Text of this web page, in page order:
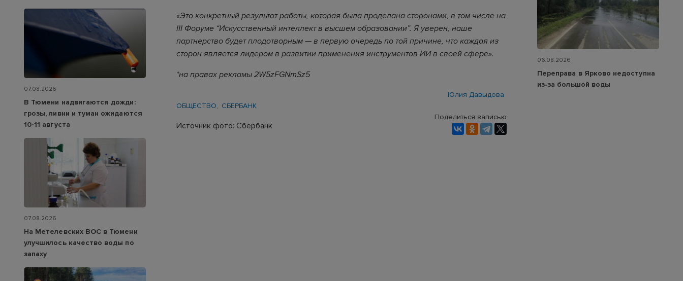
«Это конкретный результат работы, которая была проделана сторонами, в том числе на
III Форуме “Искусственный интеллект в высшем образовании”. Я уверен, наше
партнерство будет плодотворным — в первую очередь по той причине, что каждая из
сторон является лидером в развитии применения инструментов ИИ в своей сфере».
*на правах рекламы 2W5zFGNmSz5
Юлия Давыдова
ОБЩЕСТВО
СБЕРБАНК
Источник фото: Сбербанк
Поделиться записью
07.08.2026
В Тюмени надвигаются дожди:
грозы, ливни и туман ожидаются
10-11 августа
07.08.2026
На Метелевских ВОС в Тюмени
улучшилось качество воды по
запаху
06.08.2026
Переправа в Ярково недоступна
из‑за большой воды